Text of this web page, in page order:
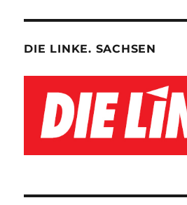
DIE LINKE. SACHSEN